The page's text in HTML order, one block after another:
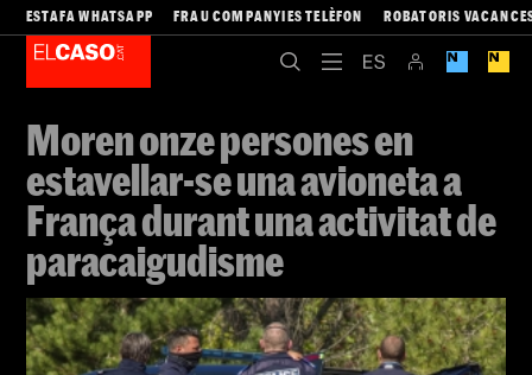
ESTAFA WHATSAPP FRAU COMPANYIES TELÈFON ROBATORIS
Moren onze persones en
estavellar-se una avioneta a
França durant una activitat de
paracaigudisme